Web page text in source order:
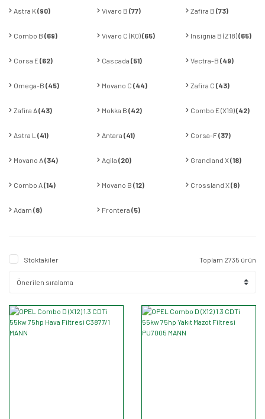
Astra K(90) Vivaro B(77) Zafira B (73)
Combo B (69) Vivaro C (K0)(65) Insignia B (Z18)(65)
Corsa E(62) Cascada(51) Vectra-B (49)
Omega-B (45) Movano C(44) Zafira C (43)
Zafira A(43) Mokka B(42) Combo E (X19)(42)
Astra L (41) Antara(41) Corsa-F(37)
Movano A(34) Agila(20) Grandland X(18)
Combo A(14) Movano B(12) Crossland X(8)
Adam (8) Frontera(5)
Stoktakiler Toplam 2735 ürün